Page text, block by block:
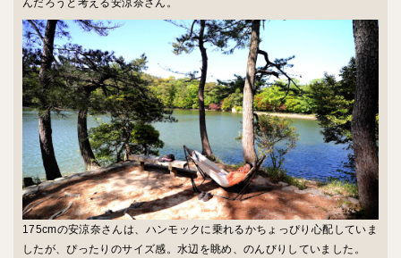
175cmの安涼奈さんは、ハンモックに乗れるかちょっぴり心配していま
したが、ぴったりのサイズ感。水辺を眺め、のんびりしていました。